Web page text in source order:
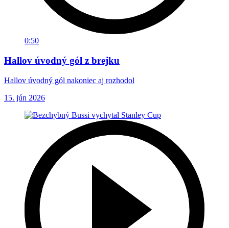
0:50
Hallov úvodný gól z brejku
Hallov úvodný gól nakoniec aj rozhodol
15. jún 2026